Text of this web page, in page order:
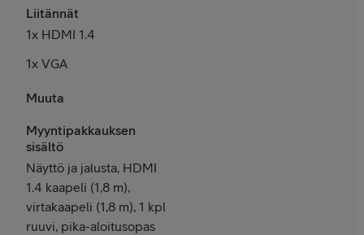
Liitännät
1x HDMI 1.4
1x VGA
Muuta
Myyntipakkauksen
sisältö
Näyttö ja jalusta, HDMI
1.4 kaapeli (1,8 m),
virtakaapeli (1,8 m), 1 kpl
ruuvi, pika-aloitusopas